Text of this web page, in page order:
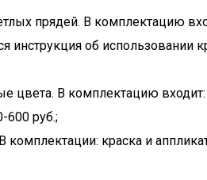
прядей. В комплектацию
инструкция об
В комплектацию
600 руб.;
краска и